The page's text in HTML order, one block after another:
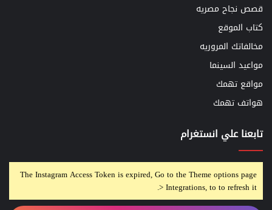
قصص نجاح مصريه
كتاب الموقع
مخالفاتك المروريه
مواعيد السينما
مواقع تهمك
هواتف تهمك
تابعنا علي انستغرام
The Instagram Access Token is expired, Go to the Theme options page
> Integrations, to to refresh it.